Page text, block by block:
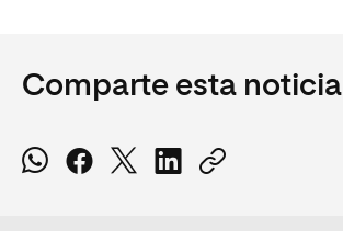
Comparte esta noticia